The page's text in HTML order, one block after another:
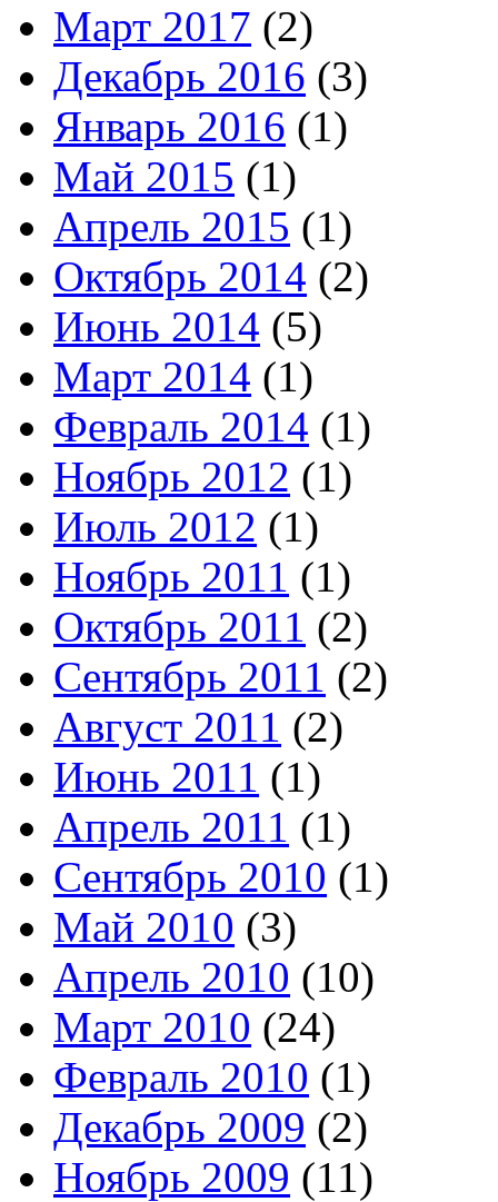
Март 2017 (2)
Декабрь 2016 (3)
Январь 2016 (1)
Май 2015 (1)
Апрель 2015 (1)
Октябрь 2014 (2)
Июнь 2014 (5)
Март 2014 (1)
Февраль 2014 (1)
Ноябрь 2012 (1)
Июль 2012 (1)
Ноябрь 2011 (1)
Октябрь 2011 (2)
Сентябрь 2011 (2)
Август 2011 (2)
Июнь 2011 (1)
Апрель 2011 (1)
Сентябрь 2010 (1)
Май 2010 (3)
Апрель 2010 (10)
Март 2010 (24)
Февраль 2010 (1)
Декабрь 2009 (2)
Ноябрь 2009 (11)